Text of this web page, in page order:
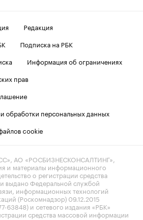
Редакция
Подписка на РБК
Информация об ограничениях
прав
обработки персональных данных
cookie
АО «РОСБИЗНЕСКОНСАЛТИНГ»,
и материалы информационного
о регистрации средства
выдано Федеральной службой
информационных технологий
(Роскомнадзор) 09.12.2015
и сетевого издания «РБК»
средства массовой информации